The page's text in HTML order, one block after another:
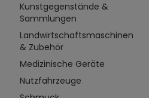
Kunstgegenstände &
Sammlungen
Landwirtschaftsmaschinen
& Zubehör
Medizinische Geräte
Nutzfahrzeuge